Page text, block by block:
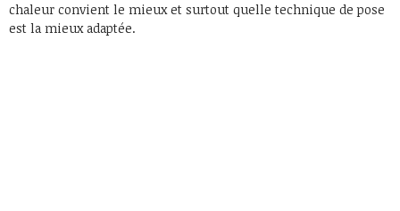
chaleur convient le mieux et surtout quelle technique de pose
est la mieux adaptée.